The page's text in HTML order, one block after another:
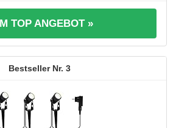
TOP ANGEBOT »
3